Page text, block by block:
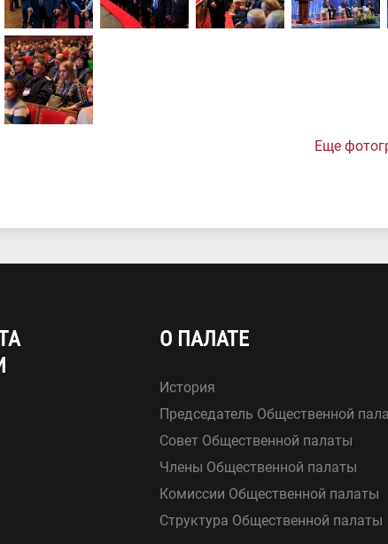
Еще
О ПАЛАТЕ
История
Председатель Общественной
Совет Общественной палаты
Члены Общественной палаты
Комиссии Общественной палаты
Структура Общественной палаты